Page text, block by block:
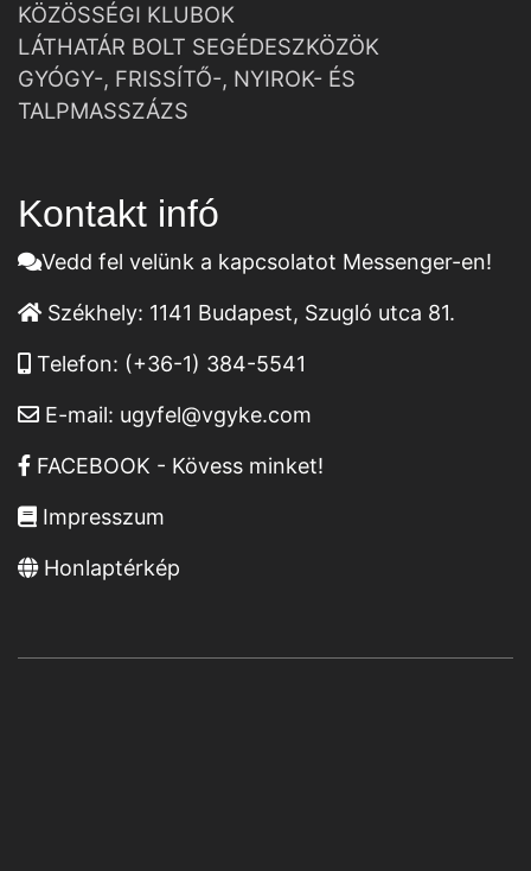
KÖZÖSSÉGI KLUBOK
LÁTHATÁR BOLT SEGÉDESZKÖZÖK
GYÓGY-, FRISSÍTŐ-, NYIROK- ÉS
TALPMASSZÁZS
Kontakt infó
Vedd fel velünk a kapcsolatot Messenger-en!
Székhely: 1141 Budapest, Szugló utca 81.
Telefon: (+36-1) 384-5541
E-mail: ugyfel@vgyke.com
FACEBOOK - Kövess minket!
Impresszum
Honlaptérkép